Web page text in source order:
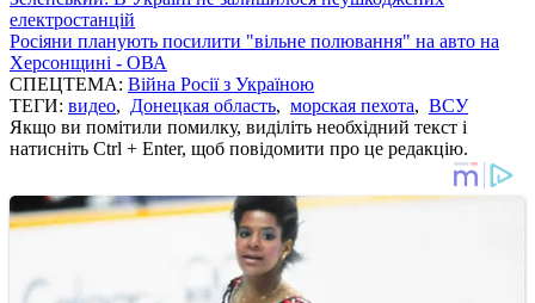
електростанцій
Росіяни планують посилити "вільне полювання" на авто на
Херсонщині - ОВА
СПЕЦТЕМА: Війна Росії з Україною
ТЕГИ: видео, Донецкая область, морская пехота, ВСУ
Якщо ви помітили помилку, виділіть необхідний текст і
натисніть Ctrl + Enter, щоб повідомити про це редакцію.